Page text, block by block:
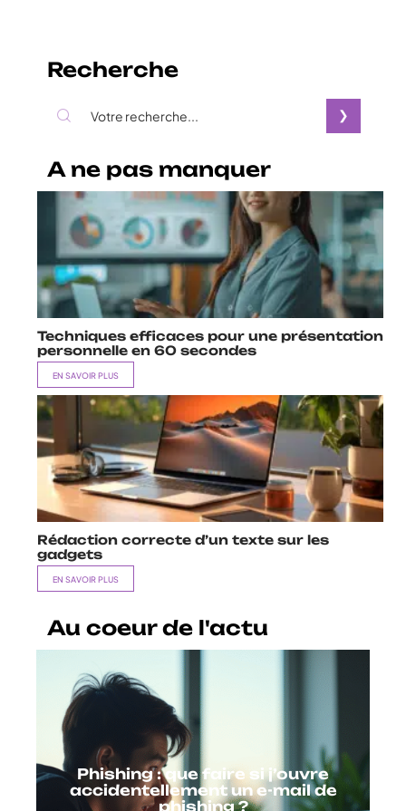
Recherche
A ne pas manquer
Techniques efficaces pour une présentation
personnelle en 60 secondes
EN SAVOIR PLUS
Rédaction correcte d’un texte sur les
gadgets
EN SAVOIR PLUS
Au coeur de l'actu
Phishing : que faire si j’ouvre
accidentellement un e-mail de
phishing ?